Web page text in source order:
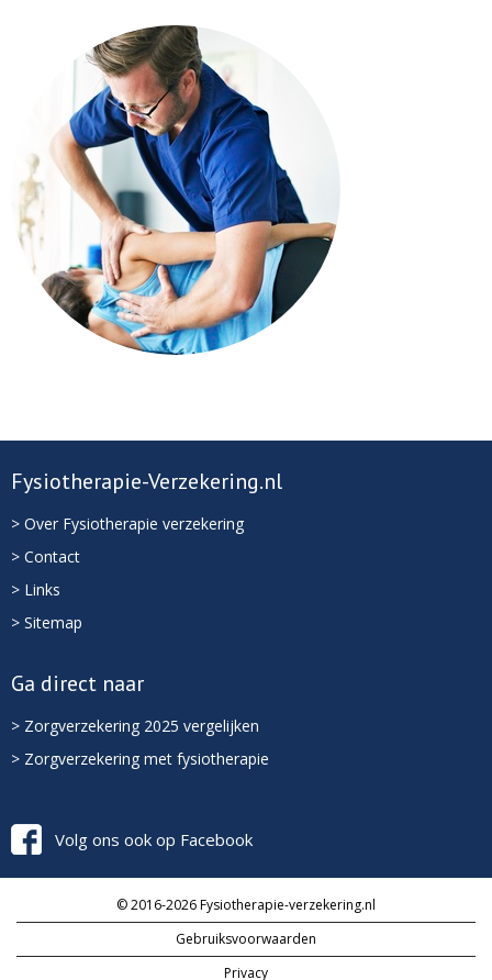
Fysiotherapie-Verzekering.nl
> Over Fysiotherapie verzekering
> Contact
> Links
> Sitemap
Ga direct naar
> Zorgverzekering 2025 vergelijken
> Zorgverzekering met fysiotherapie
Volg ons ook op Facebook
© 2016-2026 Fysiotherapie-verzekering.nl
Gebruiksvoorwaarden
Privacy